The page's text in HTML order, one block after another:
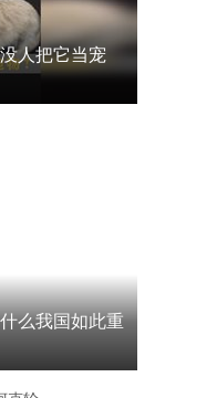
济大学取消全员长聘#高
人把它当宠
么我国如此重